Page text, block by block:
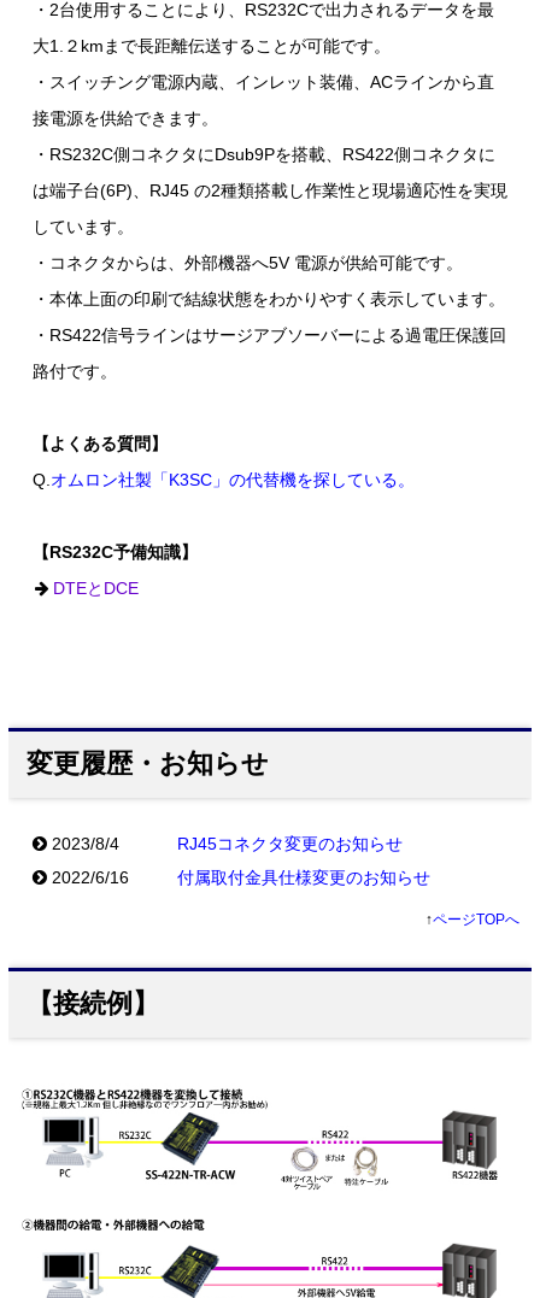
・2台使用することにより、RS232Cで出力されるデータを最
大1.２kmまで長距離伝送することが可能です。
・スイッチング電源内蔵、インレット装備、ACラインから直
接電源を供給できます。
・RS232C側コネクタにDsub9Pを搭載、RS422側コネクタに
は端子台(6P)、RJ45 の2種類搭載し作業性と現場適応性を実現
しています。
・コネクタからは、外部機器へ5V 電源が供給可能です。
・本体上面の印刷で結線状態をわかりやすく表示しています。
・RS422信号ラインはサージアブソーバーによる過電圧保護回
路付です。
【よくある質問】
Q.オムロン社製「K3SC」の代替機を探している。
【RS232C予備知識】
DTEとDCE
変更履歴・お知らせ
2023/8/4
RJ45コネクタ変更のお知らせ
2022/6/16
付属取付金具仕様変更のお知らせ
↑ページTOPへ
【接続例】